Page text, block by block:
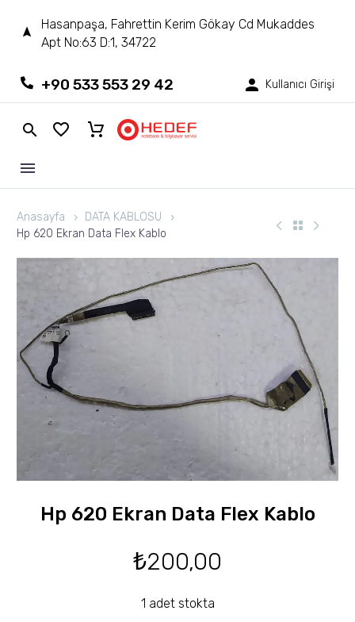
Hasanpaşa, Fahrettin Kerim Gökay Cd Mukaddes
Apt No:63 D:1, 34722
+90 533 553 29 42 Kullanıcı Girişi
Anasayfa
DATA KABLOSU
Hp 620 Ekran Data Flex Kablo
Hp 620 Ekran Data Flex Kablo
₺200,00
1 adet stokta